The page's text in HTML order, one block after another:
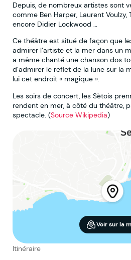
Depuis, de nombreux artistes sont
comme Ben Harper, Laurent Voulzy,
encore Didier Lockwood …
Ce théâtre est situé de façon que
admirer l’artiste et la mer dans un
a même chanté une chanson dos
d’admirer le reflet de la lune sur la
lui cet endroit « magique ».
Les soirs de concert, les Sètois
rendent en mer, à côté du théâtre,
spectacle. (Source Wikipedia)
Voir sur la
Itinéraire